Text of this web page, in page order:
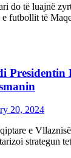
do të luajnë
e futbollit të
Presidentin
20, 2024
e
strategun